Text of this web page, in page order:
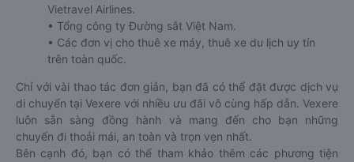
Vietravel Airlines.
• Tổng công ty Đường sắt Việt Nam.
• Các đơn vị cho thuê xe máy, thuê xe du lịch uy tín
trên toàn quốc.
Chỉ với vài thao tác đơn giản, bạn đã có thể đặt được dịch vụ
di chuyển tại Vexere với nhiều ưu đãi vô cùng hấp dẫn. Vexere
luôn sẵn sàng đồng hành và mang đến cho bạn những
chuyến đi thoải mái, an toàn và trọn vẹn nhất.
Bên cạnh đó, bạn có thể tham khảo thêm các phương tiện